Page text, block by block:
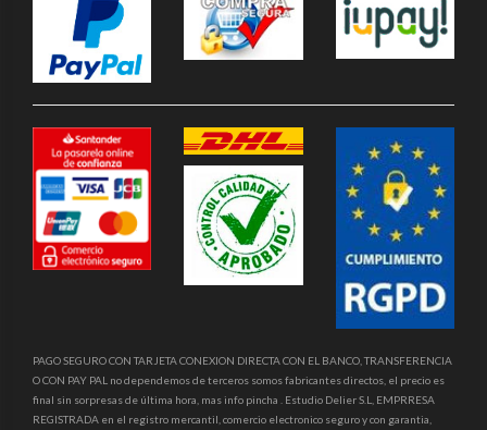
PAGO SEGURO CON TARJETA CONEXION DIRECTA CON EL BANCO, TRANSFERENCIA
O CON PAY PAL no dependemos de terceros somos fabricantes directos, el precio es
final sin sorpresas de última hora, mas info pincha . Estudio Delier S.L, EMPRRESA
REGISTRADA en el registro mercantil, comercio electronico seguro y con garantia,